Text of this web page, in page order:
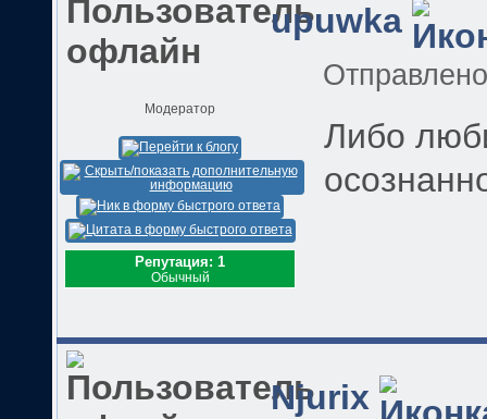
upuwka
Модератор
Репутация: 1
Обычный
Либо
Njurix